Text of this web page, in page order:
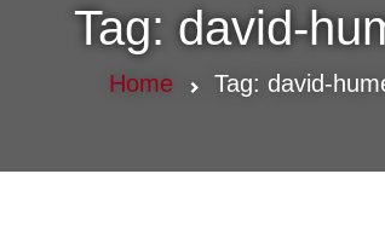
Tag: david-
Home Tag: david-